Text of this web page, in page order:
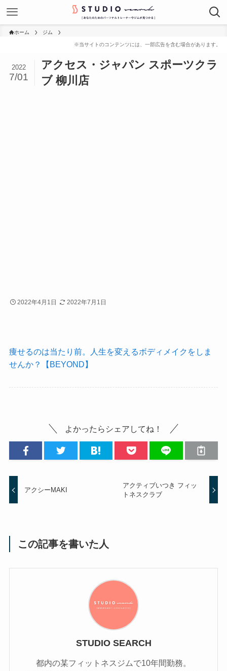
ホーム ジム
アクセス・ジャパン スポーツクラ
ブ 柳川店
2022
7/01
2022年4月1日 2022年7月1日
痩せるのは当たり前。人生を変えるボディメイクをしま
せんか？【BEYOND】
よかったらシェアしてね！
アクシーMAKI
アクティブいつき フィッ
トネスクラブ
この記事を書いた人
STUDIO SEARCH
都内の某フィットネスジムで10年間勤務。